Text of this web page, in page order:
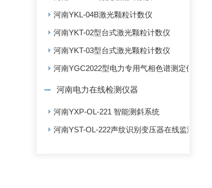
河南YKL-04B激光颗粒计数仪
河南YKT-02型台式激光颗粒计数仪
河南YKT-03型台式激光颗粒计数仪
河南YGC2022型电力专用气相色谱测定仪
河南电力在线检测仪器
河南YXP-OL-221 智能测斜系统
河南YST-OL-222声纹识别变压器在线监测系统